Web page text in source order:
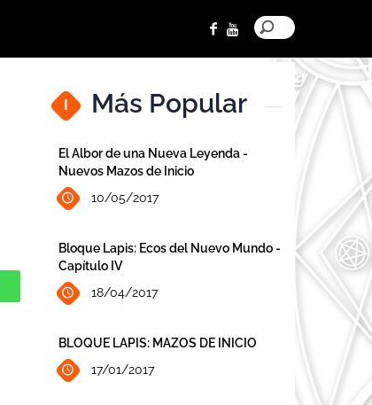
I Más Popular
El Albor de una Nueva Leyenda -
Nuevos Mazos de Inicio
10/05/2017
Bloque Lapis: Ecos del Nuevo Mundo -
Capítulo IV
18/04/2017
BLOQUE LAPIS: MAZOS DE INICIO
17/01/2017